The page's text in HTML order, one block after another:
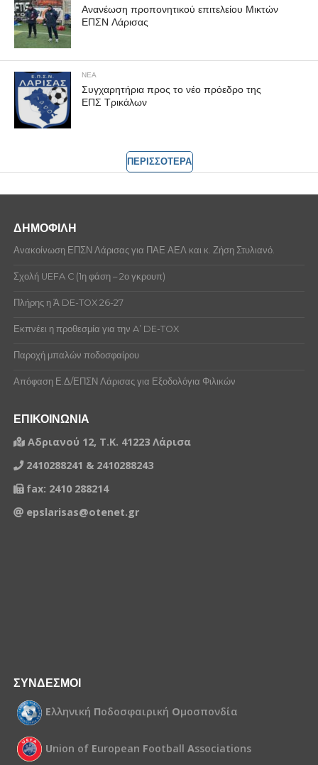
Ανανέωση προπονητικού επιτελείου Μικτών
ΕΠΣΝ Λάρισας
ΝΕΑ
Συγχαρητήρια προς το νέο πρόεδρο της
ΕΠΣ Τρικάλων
ΠΕΡΙΣΣΟΤΕΡΑ
ΔΗΜΟΦΙΛΗ
Ανακοίνωση ΕΠΣΝ Λάρισας για ΠΑΕ ΑΕΛ και κ. Ζήση Στυλιανό.
Σχολή UEFA C (1η φάση – 2ο γκρουπ)
Πλήρης η Ά DE-TOX 26-27
Εκπνέει η προθεσμία για την A’ DE-TOX
Παροχή μπαλών ποδοσφαίρου
Απόφαση Ε.Δ/ΕΠΣΝ Λάρισας για Εξοδολόγια Φιλικών
ΕΠΙΚΟΙΝΩΝΙΑ
Αδριανού 12, Τ.Κ. 41223 Λάρισα
2410288241 & 2410288243
fax: 2410 288214
epslarisas@otenet.gr
ΣΥΝΔΕΣΜΟΙ
Ελληνική Ποδοσφαιρική Ομοσπονδία
Union of European Football Associations